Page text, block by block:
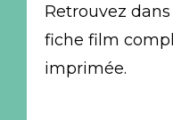
Retrouvez
fiche film
imprimée.